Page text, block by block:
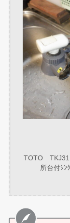
TOTO
所台付ｼ